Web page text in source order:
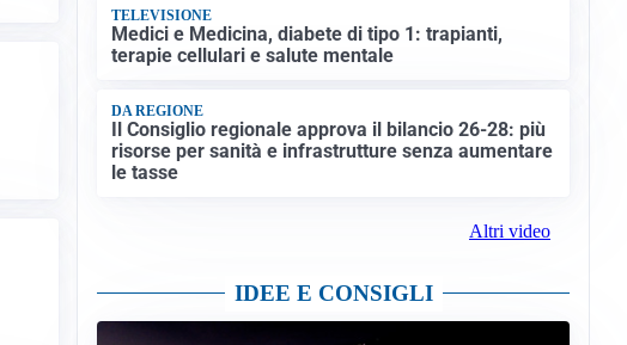
TELEVISIONE
Medici e Medicina, diabete di tipo 1: trapianti,
terapie cellulari e salute mentale
DA REGIONE
Il Consiglio regionale approva il bilancio 26-28: più
risorse per sanità e infrastrutture senza aumentare
le tasse
Altri video
IDEE E CONSIGLI